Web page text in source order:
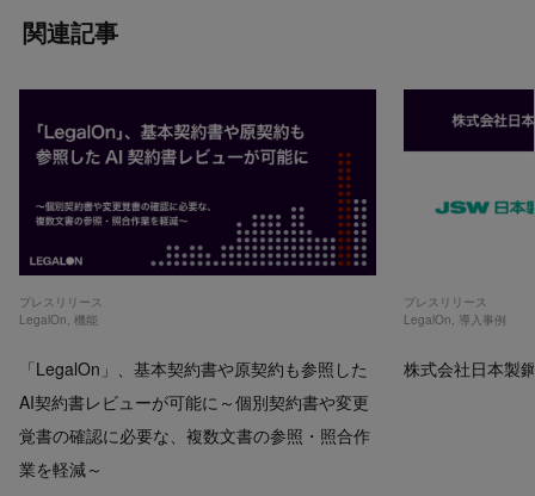
関連記事
プレスリリース
LegalOn,機能
「LegalOn」、基本契約書や原契約も参照した
AI契約書レビューが可能に～個別契約書や変更
覚書の確認に必要な、複数文書の参照・照合作
業を軽減～
プレスリリース
LegalOn, 導入事例
株式会社日本製